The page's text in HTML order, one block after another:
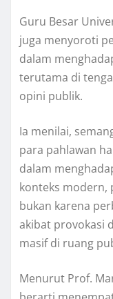
Guru Besar
juga menyoroti
dalam
terutama di
opini publik.
Ia menilai,
para pahlawan
dalam
konteks modern,
bukan karena
akibat provokasi
masif di ruang
Menurut Prof.